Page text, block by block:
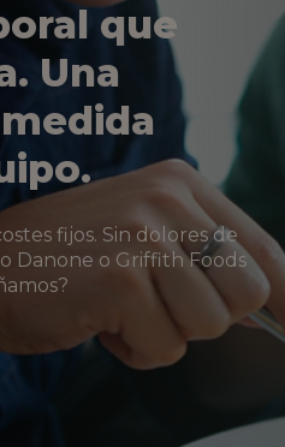
que
Una
fijos. Sin dolores de
Danone o Griffith Foods